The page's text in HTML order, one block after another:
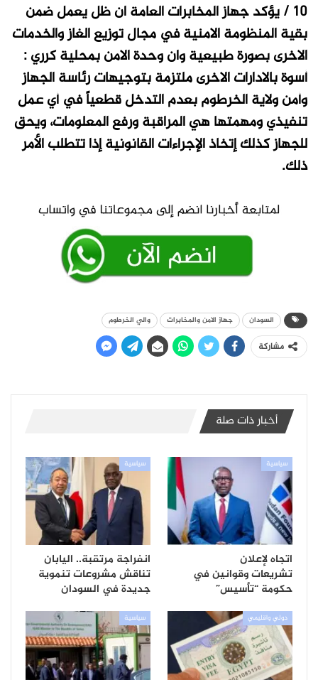
10 / يؤكد جهاز المخابرات العامة ان ظل يعمل ضمن
بقية المنظومة الامنية في مجال توزيع الغاز والخدمات
الاخرى بصورة طبيعية وان وحدة الامن بمحلية كرري :
أسوة بالادارات الاخرى ملتزمة بتوجيهات رئاسة الجهاز
وأمن ولاية الخرطوم بعدم التدخل قطعياً في أي عمل
تنفيذي ومهمتها هي المراقبة ورفع المعلومات، ويحق
للجهاز كذلك إتخاذ الإجراءات القانونية إذا تتطلب الأمر
ذلك.
السودان جهاز الامن والمخابرات والي الخرطوم
مشاركة
أخبار ذات صلة
سياسية
اتجاه لإعلان
تشريعات وقوانين في
حكومة “تأسيس”
سياسية
انفراجة مرتقبة.. اليابان
تناقش مشروعات تنموية
جديدة في السودان
دولي واقليمي سياسية